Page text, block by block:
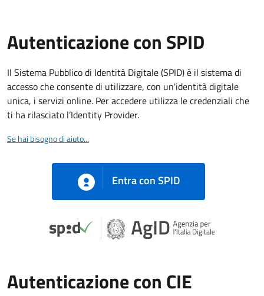
Autenticazione con SPID
Il Sistema Pubblico di Identità Digitale (SPID) è il sistema di
accesso che consente di utilizzare, con un'identità digitale
unica, i servizi online. Per accedere utilizza le credenziali che
ti ha rilasciato l’Identity Provider.
Se hai bisogno di aiuto...
Entra con SPID
Autenticazione con CIE